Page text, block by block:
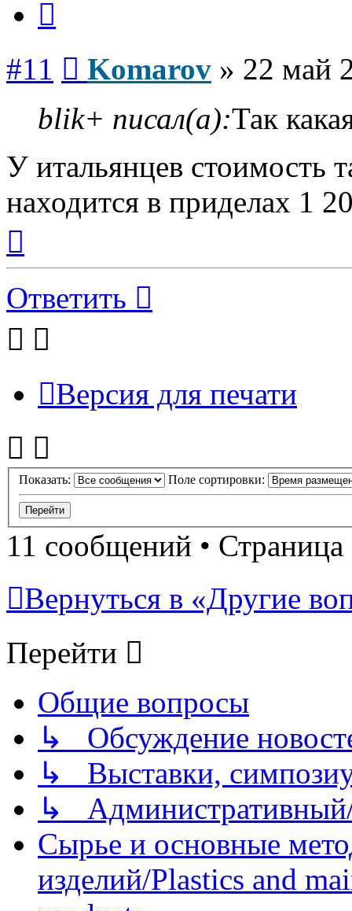
#11 Komarov » 22 май
blik+ писал(а):Так
У итальянцев стоимость
находится в приделах 1
началу
Ответить
Версия для печати
Показать: Поле сортировки:
11 сообщений • Страница
Вернуться в «Другие
Перейти
Общие вопросы
↳ Обсуждение
↳ Выставки,
↳
Сырье и основные
изделий/Plastics and